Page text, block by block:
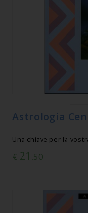
Astrologia
Una chiave per la
€ 21 ,50